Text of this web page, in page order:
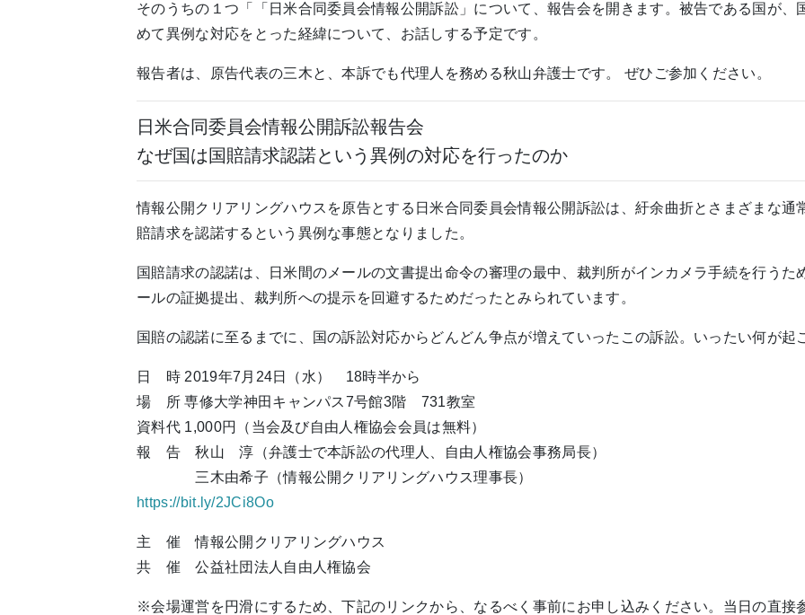
そのうちの１つ「「日米合同委員会情報公開訴訟」について、報告会を開きます。被告である国が
めて異例な対応をとった経緯について、お話しする予定です。
報告者は、原告代表の三木と、本訴でも代理人を務める秋山弁護士です。 ぜひご参加ください。
日米合同委員会情報公開訴訟報告会
なぜ国は国賠請求認諾という異例の対応を行ったのか
情報公開クリアリングハウスを原告とする日米合同委員会情報公開訴訟は、紆余曲折とさまざまな通
賠請求を認諾するという異例な事態となりました。
国賠請求の認諾は、日米間のメールの文書提出命令の審理の最中、裁判所がインカメラ手続を行うた
ールの証拠提出、裁判所への提示を回避するためだったとみられています。
国賠の認諾に至るまでに、国の訴訟対応からどんどん争点が増えていったこの訴訟。いったい何が起
日 時 2019年7月24日（水） 18時半から
場 所 専修大学神田キャンパス7号館3階 731教室
資料代 1,000円（当会及び自由人権協会会員は無料）
報 告 秋山 淳（弁護士で本訴訟の代理人、自由人権協会事務局長）
三木由希子（情報公開クリアリングハウス理事長）
https://bit.ly/2JCi8Oo
主 催 情報公開クリアリングハウス
共 催 公益社団法人自由人権協会
※会場運営を円滑にするため、下記のリンクから、なるべく事前にお申し込みください。当日の直接